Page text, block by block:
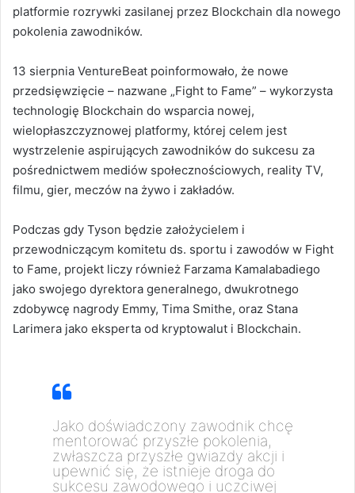
platformie rozrywki zasilanej przez Blockchain dla nowego
pokolenia zawodników.
13 sierpnia VentureBeat poinformowało, że nowe
przedsięwzięcie – nazwane „Fight to Fame” – wykorzysta
technologię Blockchain do wsparcia nowej,
wielopłaszczyznowej platformy, której celem jest
wystrzelenie aspirujących zawodników do sukcesu za
pośrednictwem mediów społecznościowych, reality TV,
filmu, gier, meczów na żywo i zakładów.
Podczas gdy Tyson będzie założycielem i
przewodniczącym komitetu ds. sportu i zawodów w Fight
to Fame, projekt liczy również Farzama Kamalabadiego
jako swojego dyrektora generalnego, dwukrotnego
zdobywcę nagrody Emmy, Tima Smithe, oraz Stana
Larimera jako eksperta od kryptowalut i Blockchain.
Jako doświadczony zawodnik chcę
mentorować przyszłe pokolenia,
zwłaszcza przyszłe gwiazdy akcji i
upewnić się, że istnieje droga do
sukcesu zawodowego i uczciwej